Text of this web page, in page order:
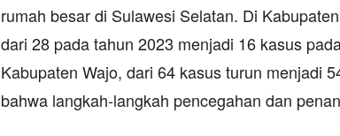
rumah besar di Sulawesi Selatan. Di
dari 28 pada tahun 2023 menjadi 16 kasus
Kabupaten Wajo, dari 64 kasus turun menjadi
bahwa langkah-langkah pencegahan dan